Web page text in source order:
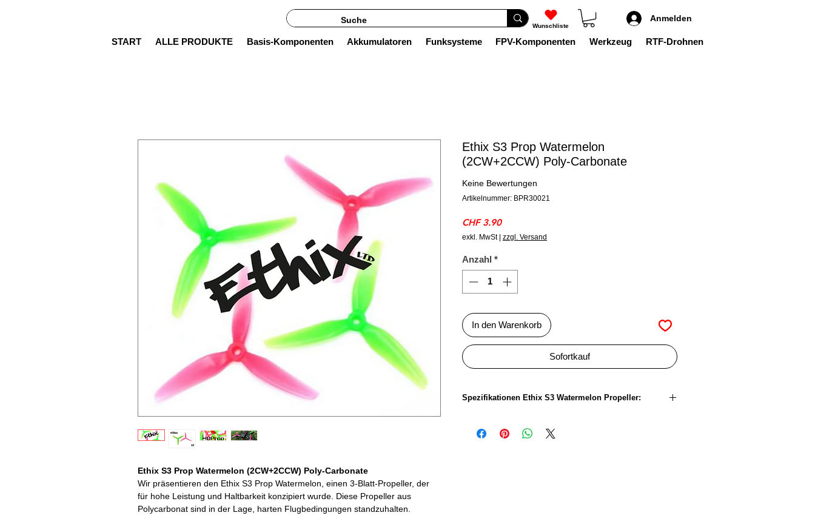
Wunschliste
Anmelden
START ALLE PRODUKTE Basis-Komponenten Akkumulatoren Funksysteme FPV-Komponenten Werkzeug RTF-Drohnen
Ethix S3 Prop Watermelon (2CW+2CCW) Poly-Carbonate
Wir präsentieren den Ethix S3 Prop Watermelon, einen 3-Blatt-Propeller, der
für hohe Leistung und Haltbarkeit konzipiert wurde. Diese Propeller aus
Polycarbonat sind in der Lage, harten Flugbedingungen standzuhalten.
Ethix S3 Prop Watermelon
(2CW+2CCW) Poly-Carbonate
Keine Bewertungen
Artikelnummer: BPR30021
CHF 3.90Preis
exkl. MwSt| zzgl. Versand
Anzahl *
In den Warenkorb
Sofortkauf
Spezifikationen Ethix S3 Watermelon Propeller:
Propellergrösse: